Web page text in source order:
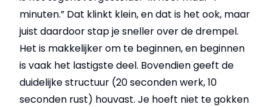
minuten.” Dat klinkt klein, en dat is het ook, maar
juist daardoor stap je sneller over de drempel.
Het is makkelijker om te beginnen, en beginnen
is vaak het lastigste deel. Bovendien geeft de
duidelijke structuur (20 seconden werk, 10
seconden rust) houvast. Je hoeft niet te gokken